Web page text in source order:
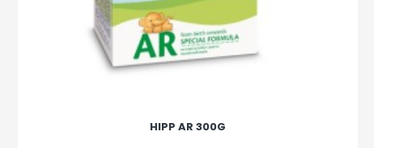
HIPP AR 300G